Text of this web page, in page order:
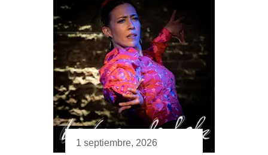
1 septiembre, 2026